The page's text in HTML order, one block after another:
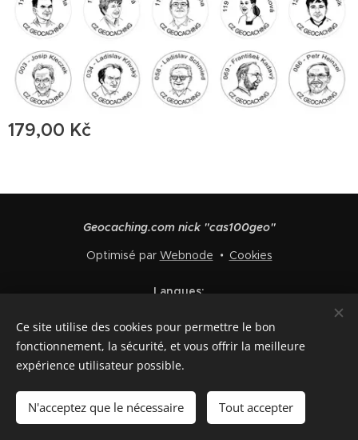
179,00 Kč
Ajouter au panier
Geocaching.com nick "cas100geo"
Optimisé par Webnode Cookies
Langues
Italiano
Ce site utilise des cookies pour permettre le bon
fonctionnement, la sécurité, et vous offrir la meilleure
expérience utilisateur possible.
N'acceptez que le nécessaire Tout accepter